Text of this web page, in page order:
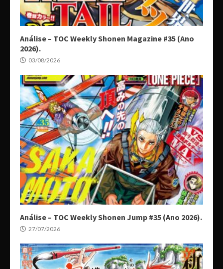
Análise – TOC Weekly Shonen Magazine #35 (Ano
2026).
03/08/2026
Análise – TOC Weekly Shonen Jump #35 (Ano 2026).
27/07/2026